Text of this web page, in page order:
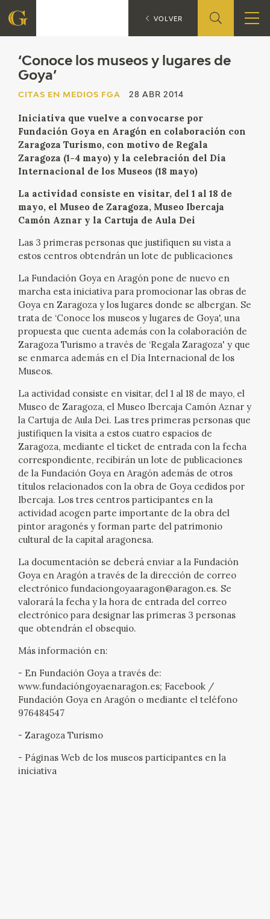
FUNDACIÓN
CENTRO DE INVESTIGACIÓN Y DOCUMENTACIÓN
ACCIÓN CORPORATIVA
CONTACTO
PROGRAMACIÓN
EXPOSICIONES
ACTIVIDADES
ACTUALIDAD
SALA DE PRENSA
BLOG CUADERNO ITALIANO
FRANCISCO DE GOYA
BIOGRAFÍA
CRONOLOGÍA
EL VIAJE DE GOYA
CATÁLOGO
GOYA EN EL MUNDO
GOYA EN ARAGÓN
PREMIO ARAGÓN GOYA
EDICIONES
PUBLICACIONES
‘Conoce los museos y lugares de
Goya’
CITAS EN MEDIOS FGA 28 ABR 2014
Iniciativa que vuelve a convocarse por
Fundación Goya en Aragón en colaboración con
Zaragoza Turismo, con motivo de Regala
Zaragoza (1-4 mayo) y la celebración del Día
Internacional de los Museos (18 mayo)
La actividad consiste en visitar, del 1 al 18 de
mayo, el Museo de Zaragoza, Museo Ibercaja
Camón Aznar y la Cartuja de Aula Dei
Las 3 primeras personas que justifiquen su vista a
estos centros obtendrán un lote de publicaciones
La Fundación Goya en Aragón pone de nuevo en
marcha esta iniciativa para promocionar las obras de
Goya en Zaragoza y los lugares donde se albergan. Se
trata de ‘Conoce los museos y lugares de Goya', una
propuesta que cuenta además con la colaboración de
Zaragoza Turismo a través de ‘Regala Zaragoza' y que
se enmarca además en el Día Internacional de los
Museos.
La actividad consiste en visitar, del 1 al 18 de mayo, el
Museo de Zaragoza, el Museo Ibercaja Camón Aznar y
la Cartuja de Aula Dei. Las tres primeras personas que
justifiquen la visita a estos cuatro espacios de
Zaragoza, mediante el ticket de entrada con la fecha
correspondiente, recibirán un lote de publicaciones
de la Fundación Goya en Aragón además de otros
títulos relacionados con la obra de Goya cedidos por
Ibercaja. Los tres centros participantes en la
actividad acogen parte importante de la obra del
pintor aragonés y forman parte del patrimonio
cultural de la capital aragonesa.
La documentación se deberá enviar a la Fundación
Goya en Aragón a través de la dirección de correo
electrónico fundaciongoyaaragon@aragon.es. Se
valorará la fecha y la hora de entrada del correo
electrónico para designar las primeras 3 personas
que obtendrán el obsequio.
Más información en:
- En Fundación Goya a través de:
www.fundacióngoyaenaragon.es; Facebook /
Fundación Goya en Aragón o mediante el teléfono
976484547
- Zaragoza Turismo
- Páginas Web de los museos participantes en la
iniciativa
CITAS EN MEDIOS FGA
VOLVER